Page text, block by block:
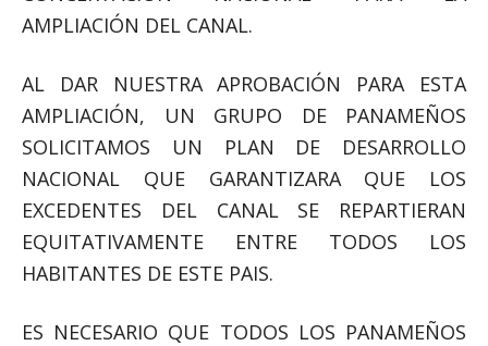
AMPLIACIÓN DEL CANAL.
AL DAR NUESTRA APROBACIÓN PARA ESTA
AMPLIACIÓN, UN GRUPO DE PANAMEÑOS
SOLICITAMOS UN PLAN DE DESARROLLO
NACIONAL QUE GARANTIZARA QUE LOS
EXCEDENTES DEL CANAL SE REPARTIERAN
EQUITATIVAMENTE ENTRE TODOS LOS
HABITANTES DE ESTE PAIS.
ES NECESARIO QUE TODOS LOS PANAMEÑOS